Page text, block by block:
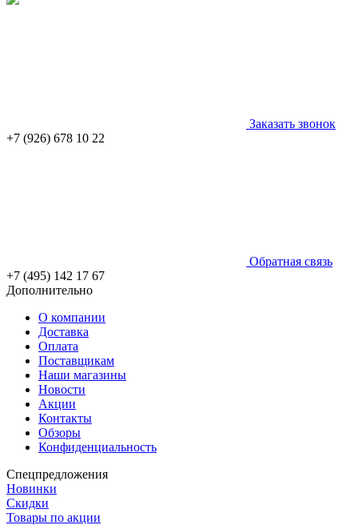
Заказать звонок
+7 (926) 678 10 22
Обратная связь
+7 (495) 142 17 67
Дополнительно
О компании
Доставка
Оплата
Поставщикам
Наши магазины
Новости
Акции
Контакты
Обзоры
Конфиденциальность
Спецпредложения
Новинки
Скидки
Товары по акции